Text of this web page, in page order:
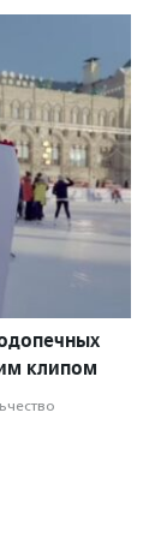
клипом